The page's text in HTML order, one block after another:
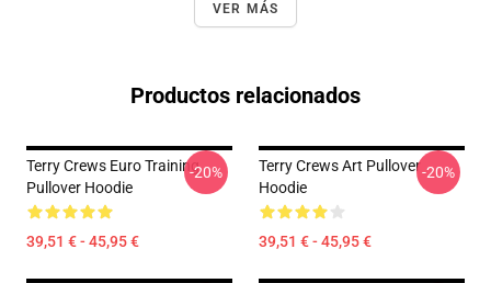
VER MÁS
Productos relacionados
Terry Crews Euro Training
Pullover Hoodie
39,51 € - 45,95 €
-20%
Terry Crews Art Pullover
Hoodie
39,51 € - 45,95 €
-20%